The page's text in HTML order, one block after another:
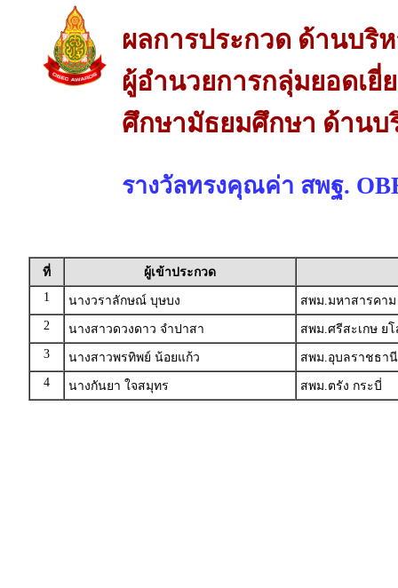
ผลการประกวด ด้านบริ
ผู้อำนวยการกลุ่มยอดเยี่
ศึกษามัธยมศึกษา ด้านบ
รางวัลทรงคุณค่า สพฐ.
ที่
ผู้เข้าประกวด
1
นางวราลักษณ์ บุษบง
สพม.มหาสารคาม
2
นางสาวดวงดาว จำปาสา
สพม.ศรีสะเกษ ย
3
นางสาวพรทิพย์ น้อยแก้ว
สพม.อุบลราชธา
4
นางกันยา ใจสมุทร สพม.ตรัง กระบี่